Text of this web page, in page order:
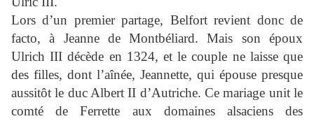
Lors d’un premier partage, Belfort revient donc de
facto, à Jeanne de Montbéliard. Mais son époux
Ulrich III décède en 1324, et le couple ne laisse que
des filles, dont l’aînée, Jeannette, qui épouse presque
aussitôt le duc Albert II d’Autriche. Ce mariage unit le
comté de Ferrette aux domaines alsaciens des